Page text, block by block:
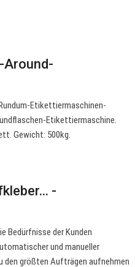
Around-
Etikettiermaschinen-
Etikettiermaschine.
Gewicht: 500kg.
-
Bedürfnisse der Kunden
und manueller
den größten Aufträgen aufnehmen